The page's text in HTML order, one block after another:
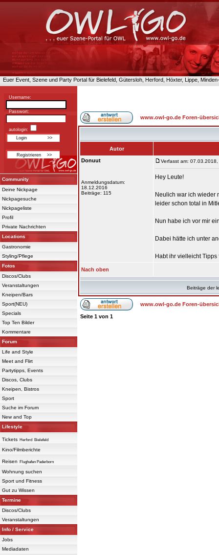
Euer Event, Szene und Party Portal für Bielefeld, Gütersloh, Herford, Höxter, Lippe,
Username:
Passwort:
autologin:
Community
Deine Nickpage
Nickpagesuche
Nickpageliste
Profil
Private Nachrichten
Locations
Gastronomie
Styling/Pflege
Fotos
Discos/Clubs
Veranstaltungen
Kneipen/Bars
Sport(NEU)
Specials
Top Ten Bilder
Kommentare
Forum
Life and Style
Meet and Flirt
Partytipps, Events
Discos, Clubs
Kneipen, Bistros
Sport
Suche im Forum
New and Top
Lifestyle
Tickets Herford Bielefeld
Kino/Filmberichte
Reisen Flughafen Paderborn
Wohnung suchen
Sport und Fitness
Gut zu Wissen
Termine
Discos/Clubs
Veranstaltungen
Info / Service
Jobs
Mediadaten
www.owl-go.de Foren-
Autor
Donuut
Anmeldungsdatum:
18.12.2016
Beiträge: 115
Verfasst am:
Hey Leute!
Neulich war ich wieder
leider schon total in
Nun habe ich vor mir
Dabei hätte ich unter
Habt ihr vielleicht
Nach oben
Beiträge der
www.owl-go.de Foren-
Seite 1 von 1